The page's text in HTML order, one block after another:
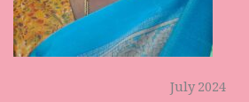
July 2024